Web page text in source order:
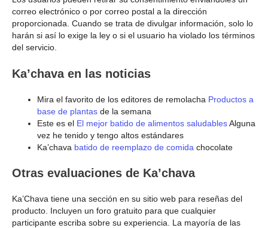
correo electrónico o por correo postal a la dirección
proporcionada. Cuando se trata de divulgar información, solo lo
harán si así lo exige la ley o si el usuario ha violado los términos
del servicio.
Ka’chava en las noticias
Mira el favorito de los editores de remolacha Productos a
base de plantas de la semana
Este es el El mejor batido de alimentos saludablesAlguna
vez he tenido y tengo altos estándares
Ka’chava batido de reemplazo de comida chocolate
Otras evaluaciones de Ka’chava
Ka’Chava tiene una sección en su sitio web para reseñas del
producto. Incluyen un foro gratuito para que cualquier
participante escriba sobre su experiencia. La mayoría de las